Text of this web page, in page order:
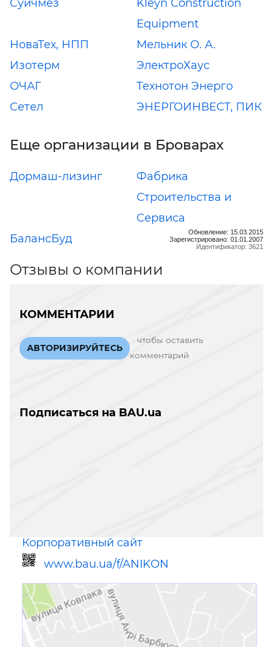
Суйчмез
Kleyn Construction
Equipment
НоваТех, НПП
Мельник О. А.
Изотерм
ЭлектроХаус
ОЧАГ
Технотон Энерго
Сетел
ЭНЕРГОИНВЕСТ, ПИК
Еще организации в Броварах
Дормаш-лизинг
Фабрика
Строительства и
Сервиса
БалансБуд
Обновление: 15.03.2015
Зарегистрировано: 01.01.2007
Идентификатор: 3621
Отзывы о компании
КОММЕНТАРИИ
АВТОРИЗИРУЙТЕСЬ
чтобы оставить
комментарий
Подписаться на BAU.ua
Корпоративный сайт
www.bau.ua/f/ANIKON